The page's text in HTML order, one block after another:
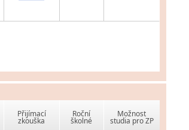
Přijímací
zkouška
Roční
školné
Možnost
studia pro ZP